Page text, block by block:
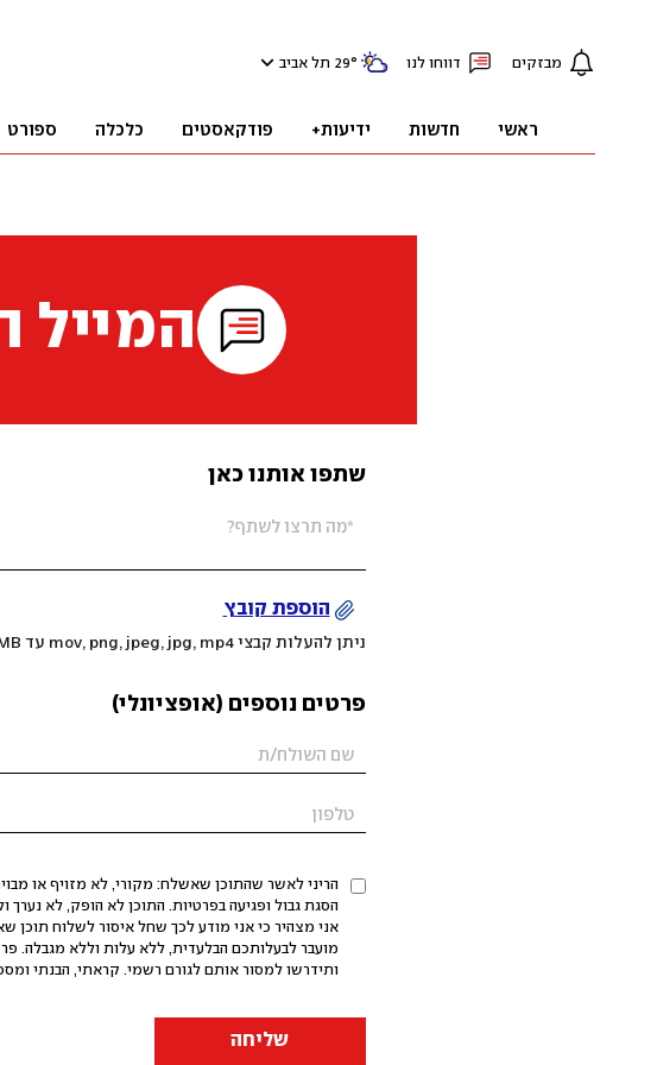
מבזקים דווחו לנו 29° תל אביב
ראשי חדשות ידיעות+ פודקאסטים כלכלה ספורט
המייל
שתפו אותנו כאן
הוספת קובץ
ניתן להעלות קבצי mov, png, jpeg, jpg, mp4 עד 200MB
פרטים נוספים (אופציונלי)
הריני לאשר שהתוכן שאשלח: מקורי, לא מזויף או
אני מצהיר כי אני מודע לכך שחל איסור לשלוח תוכן
מועבר לבעלותכם הבלעדית, ללא עלות וללא מגבלה.
ותידרשו למסור אותם לגורם רשמי. קראתי, הבנתי
שליחה